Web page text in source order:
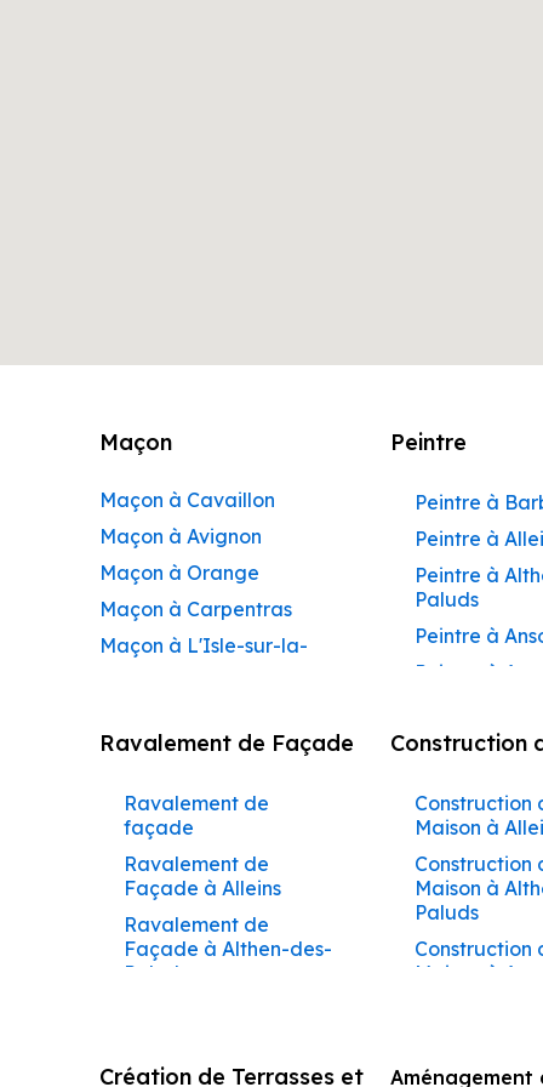
Maçon
Maçon à Cavaillon
Maçon à Avignon
Maçon à Orange
Maçon à Carpentras
Maçon à L'Isle-sur-la-
Maçon à Pertuis
Maçon à Le Pontet
Maçon à Vaison-la-
Romaine
Maçon à Bollène
Maçon à Monteux
Avignon
Peintre
Peintre à
Peintre à
Peintre à
Paluds
Peintre à
Peintre à Apt
Peintre à
Peintre à
Peintre à
de-Pertuis
Peintre à
Peintre à
Ravalement de Façade
Ravalement de
façade
Ravalement de
Façade à Alleins
Ravalement de
Façade à Althen-des-
Paluds
Ravalement de
Construction
Construction
Maison à
Construction
Maison à
Paluds
Construction
Maison à
Construction
Création de Terrasses et Aménagement